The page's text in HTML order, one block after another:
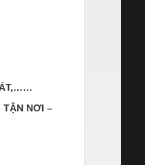
TẬN NƠI –